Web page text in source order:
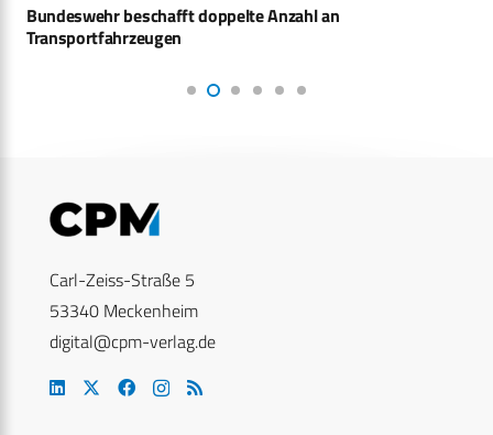
Bundeswehr beschafft doppelte Anzahl an
Transportfahrzeugen
Carl-Zeiss-Straße 5
53340 Meckenheim
digital@cpm-verlag.de